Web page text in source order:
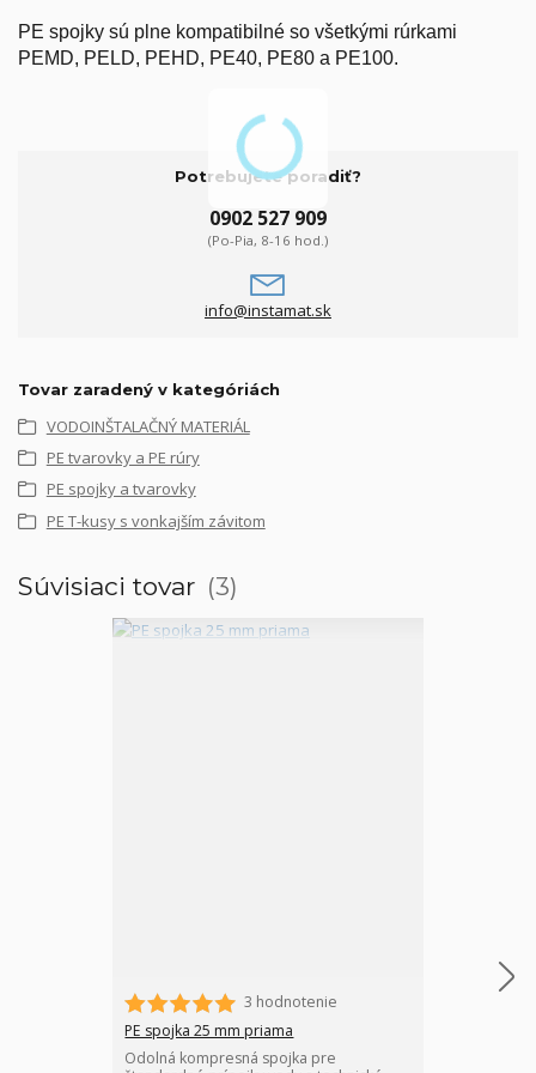
PE spojky sú plne kompatibilné so všetkými rúrkami
PEMD, PELD, PEHD, PE40, PE80 a PE100.
Potrebujete poradiť?
0902 527 909
(Po-Pia, 8-16 hod.)
info@instamat.sk
Tovar zaradený v kategóriách
VODOINŠTALAČNÝ MATERIÁL
PE tvarovky a PE rúry
PE spojky a tvarovky
PE T-kusy s vonkajším závitom
Súvisiaci tovar 3
3 hodnotenie
PE spojka 25 mm priama
Odolná kompresná spojka pre